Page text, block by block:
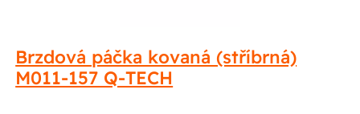
Brzdová páčka kovaná (stříbrná)
M011-157 Q-TECH